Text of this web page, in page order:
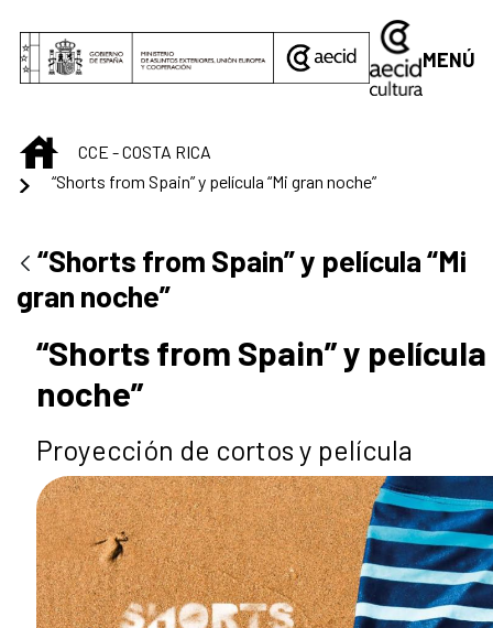
MENÚ
INICIO
CCE - COSTA RICA
“Shorts from Spain” y película “Mi gran noche”
“Shorts from Spain” y película “Mi
gran noche”
“Shorts from Spain” y película
noche”
Proyección de cortos y película